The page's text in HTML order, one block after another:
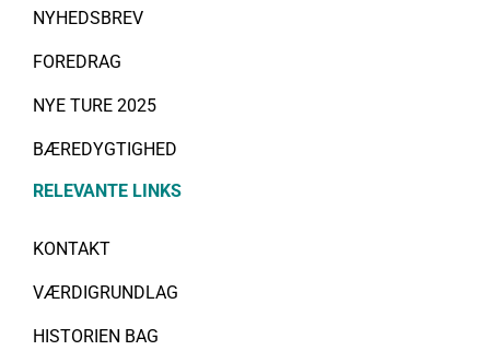
NYHEDSBREV
FOREDRAG
NYE TURE 2025
BÆREDYGTIGHED
RELEVANTE LINKS
KONTAKT
VÆRDIGRUNDLAG
HISTORIEN BAG